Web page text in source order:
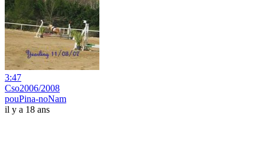
3:47
Cso2006/2008
pouPina-noNam
il y a 18 ans